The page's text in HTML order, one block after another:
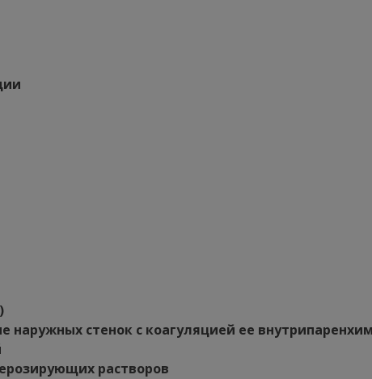
наружных стенок с коагуляцией ее
растворов